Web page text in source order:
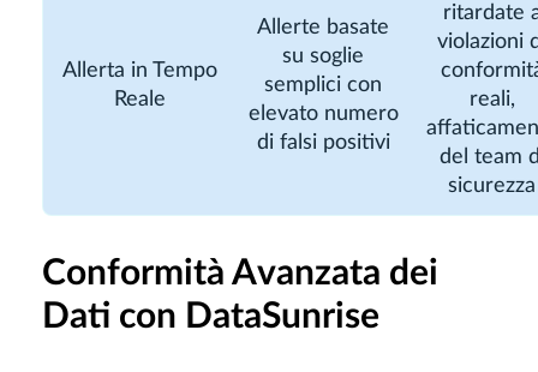
Allerta in Tempo
Reale
Allerte basate
su soglie
semplici con
elevato numero
di falsi positivi
ritardate
violazioni
reali,
del team
sicurezza
Conformità Avanzata dei
Dati con DataSunrise